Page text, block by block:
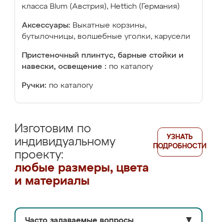
класса Blum (Австрия), Hettich (Германия)
Аксессуары: Выкатные корзины,
бутылочницы, волшебные уголки, карусели
Пристеночный плинтус, барные стойки и
навески, освещение : по каталогу
Ручки: по каталогу
Изготовим по
индивидуальному
проекту:
любые размеры, цвета
и материалы
УЗНАТЬ
ПОДРОБНОСТИ